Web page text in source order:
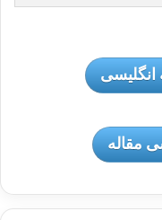
انگلیسی
مقاله